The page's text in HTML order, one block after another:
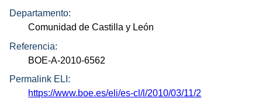
Departamento:
Comunidad de Castilla y León
Referencia:
BOE-A-2010-6562
Permalink ELI:
https://www.boe.es/eli/es-cl/l/2010/03/11/2